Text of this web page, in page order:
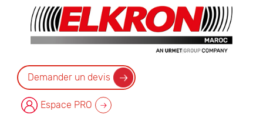
Demander un devis
Espace PRO